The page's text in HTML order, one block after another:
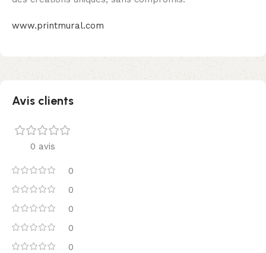
www.printmural.com
Avis clients
0 avis
0
0
0
0
0